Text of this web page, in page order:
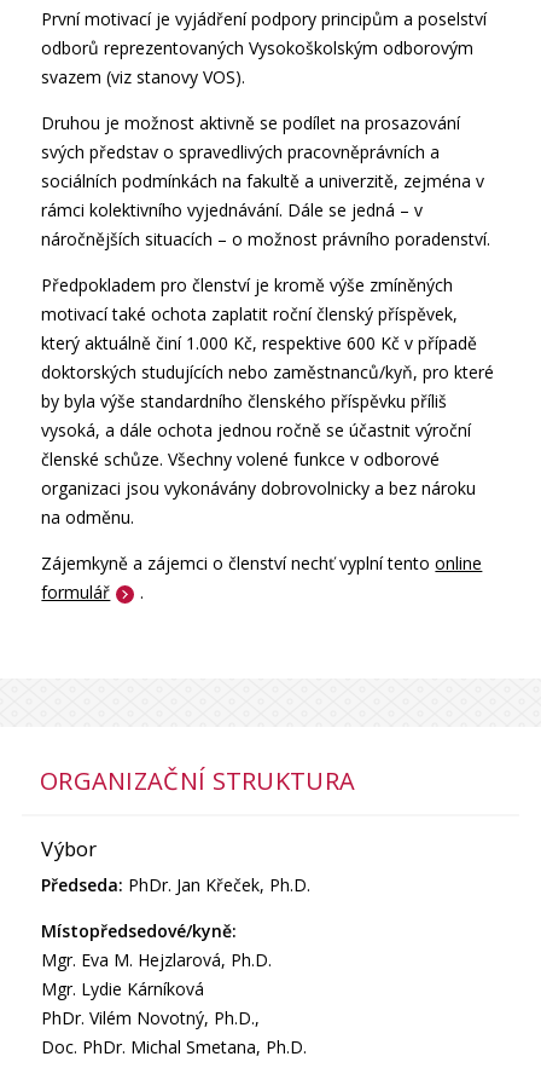
První motivací je vyjádření podpory principům a poselství
odborů reprezentovaných Vysokoškolským odborovým
svazem (viz stanovy VOS).
Druhou je možnost aktivně se podílet na prosazování
svých představ o spravedlivých pracovněprávních a
sociálních podmínkách na fakultě a univerzitě, zejména v
rámci kolektivního vyjednávání. Dále se jedná – v
náročnějších situacích – o možnost právního poradenství.
Předpokladem pro členství je kromě výše zmíněných
motivací také ochota zaplatit roční členský příspěvek,
který aktuálně činí 1.000 Kč, respektive 600 Kč v případě
doktorských studujících nebo zaměstnanců/kyň, pro které
by byla výše standardního členského příspěvku příliš
vysoká, a dále ochota jednou ročně se účastnit výroční
členské schůze. Všechny volené funkce v odborové
organizaci jsou vykonávány dobrovolnicky a bez nároku
na odměnu.
Zájemkyně a zájemci o členství nechť vyplní tentoonline
formulář
.
ORGANIZAČNÍ STRUKTURA
Výbor
Předseda: PhDr. Jan Křeček, Ph.D.
Místopředsedové/kyně:
Mgr. Eva M. Hejzlarová, Ph.D.
Mgr. Lydie Kárníková
PhDr. Vilém Novotný, Ph.D.,
Doc. PhDr. Michal Smetana, Ph.D.